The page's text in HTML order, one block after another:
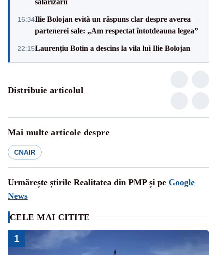
salarizării
16:34Ilie Bolojan evită un răspuns clar despre averea
partenerei sale: „Am respectat întotdeauna legea”
22:15Laurențiu Botin a descins la vila lui Ilie Bolojan
Distribuie articolul
Mai multe articole despre
CNAIR
Urmărește știrile Realitatea din PMP și pe Google
News
CELE MAI CITITE
1